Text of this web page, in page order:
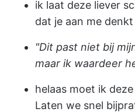
ik laat deze liever
dat je aan me denkt
"Dit past niet bij
maar ik waardeer
helaas moet ik
Laten we snel